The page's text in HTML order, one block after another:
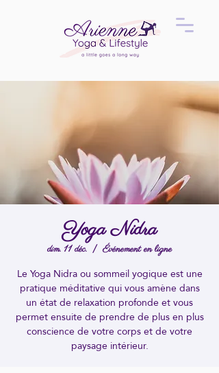
Yoga Nidra
dim. 11 déc.
  |
Événement en ligne
Le Yoga Nidra ou sommeil yogique est une
pratique méditative qui vous amène dans
un état de relaxation profonde et vous
permet ensuite de prendre de plus en plus
conscience de votre corps et de votre
paysage intérieur.